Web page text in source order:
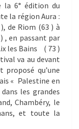
la 6° édition du
la région Aura :
de Riom (63 ) à
, en passant par
les Bains ( 73 )
va au devant
proposé qu’une
« Palestine en
les grandes
Chambéry, le
et toute la